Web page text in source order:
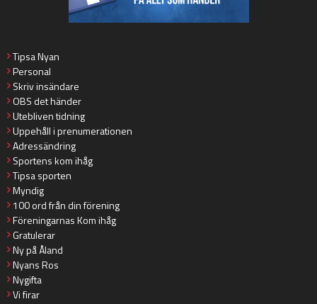
Tipsa Nyan
Personal
Skriv insändare
OBS det händer
Utebliven tidning
Uppehåll i prenumerationen
Adressändring
Sportens kom ihåg
Tipsa sporten
Myndig
100 ord från din förening
Föreningarnas Kom ihåg
Gratulerar
Ny på Åland
Nyans Ros
Nygifta
Vi firar